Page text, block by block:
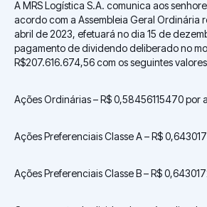
A MRS Logística S.A. comunica aos
acordo com a Assembleia Geral Ordinária
abril de 2023, efetuará no dia 15 de
pagamento de dividendo deliberado no
R$207.616.674,56 com os seguintes
Ações Ordinárias – R$ 0,58456115470 por
Ações Preferenciais Classe A – R$
Ações Preferenciais Classe B – R$